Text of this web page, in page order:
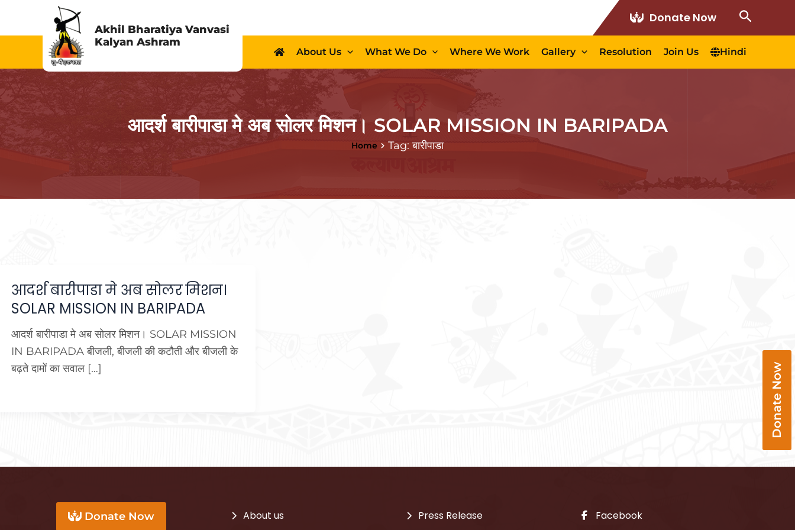
Akhil Bharatiya Vanvasi
Kalyan Ashram
Donate Now Search
About Us What We Do Where We Work Gallery Resolution Join Us Hindi
आदर्श बारीपाडा मे अब सोलर मिशन। SOLAR MISSION IN BARIPADA
Home Tag: बारीपाडा
आदर्श बारीपाडा मे अब सोलर मिशन।
SOLAR MISSION IN BARIPADA
आदर्श बारीपाडा मे अब सोलर मिशन। SOLAR MISSION
IN BARIPADA बीजली, बीजली की कटौती और बीजली के
बढ़ते दामों का सवाल […]
Donate Now About us Press Release Facebook
Donate Now